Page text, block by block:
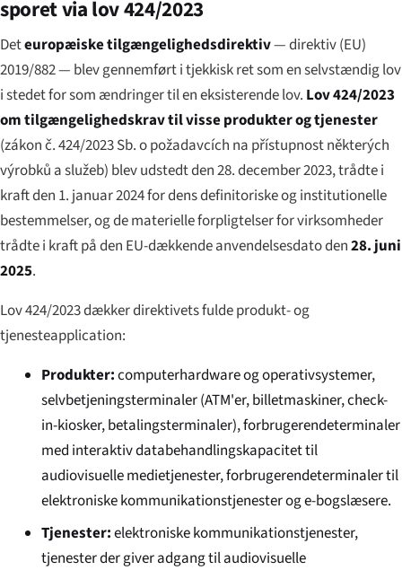
sporet via lov 424/2023
Deteuropæiske tilgængelighedsdirektiv— direktiv (EU)
2019/882 — blev gennemført i tjekkisk ret som en selvstændig lov
i stedet for som ændringer til en eksisterende lov. Lov 424/2023
om tilgængelighedskrav til visse produkter og tjenester
(zákon č. 424/2023 Sb. o požadavcích na přístupnost některých
výrobků a služeb) blev udstedt den 28. december 2023, trådte i
kraft den 1. januar 2024 for dens definitoriske og institutionelle
bestemmelser, og de materielle forpligtelser for virksomheder
trådte i kraft på den EU-dækkende anvendelsesdato den28. juni
2025.
Lov 424/2023 dækker direktivets fulde produkt- og
tjenesteapplication:
Produkter:computerhardware og operativsystemer,
selvbetjeningsterminaler (ATM'er, billetmaskiner, check-
in-kiosker, betalingsterminaler), forbrugerendeterminaler
med interaktiv databehandlingskapacitet til
audiovisuelle medietjenester, forbrugerendeterminaler til
elektroniske kommunikationstjenester og e-bogslæsere.
Tjenester:elektroniske kommunikationstjenester,
tjenester der giver adgang til audiovisuelle